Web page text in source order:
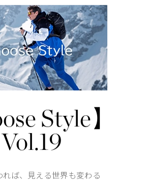
やや長めで保温性を強化
ッパー付きサイドシームポケットが2つ
ッシュドロップインポケットが2つ
更する場合がございます。
Shoulder width
Style】
Vol.19
れば、見える世界も変わる